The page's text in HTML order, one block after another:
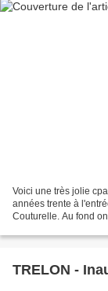
Voici une très jolie
années trente à
Couturelle. Au fond
TRELON -